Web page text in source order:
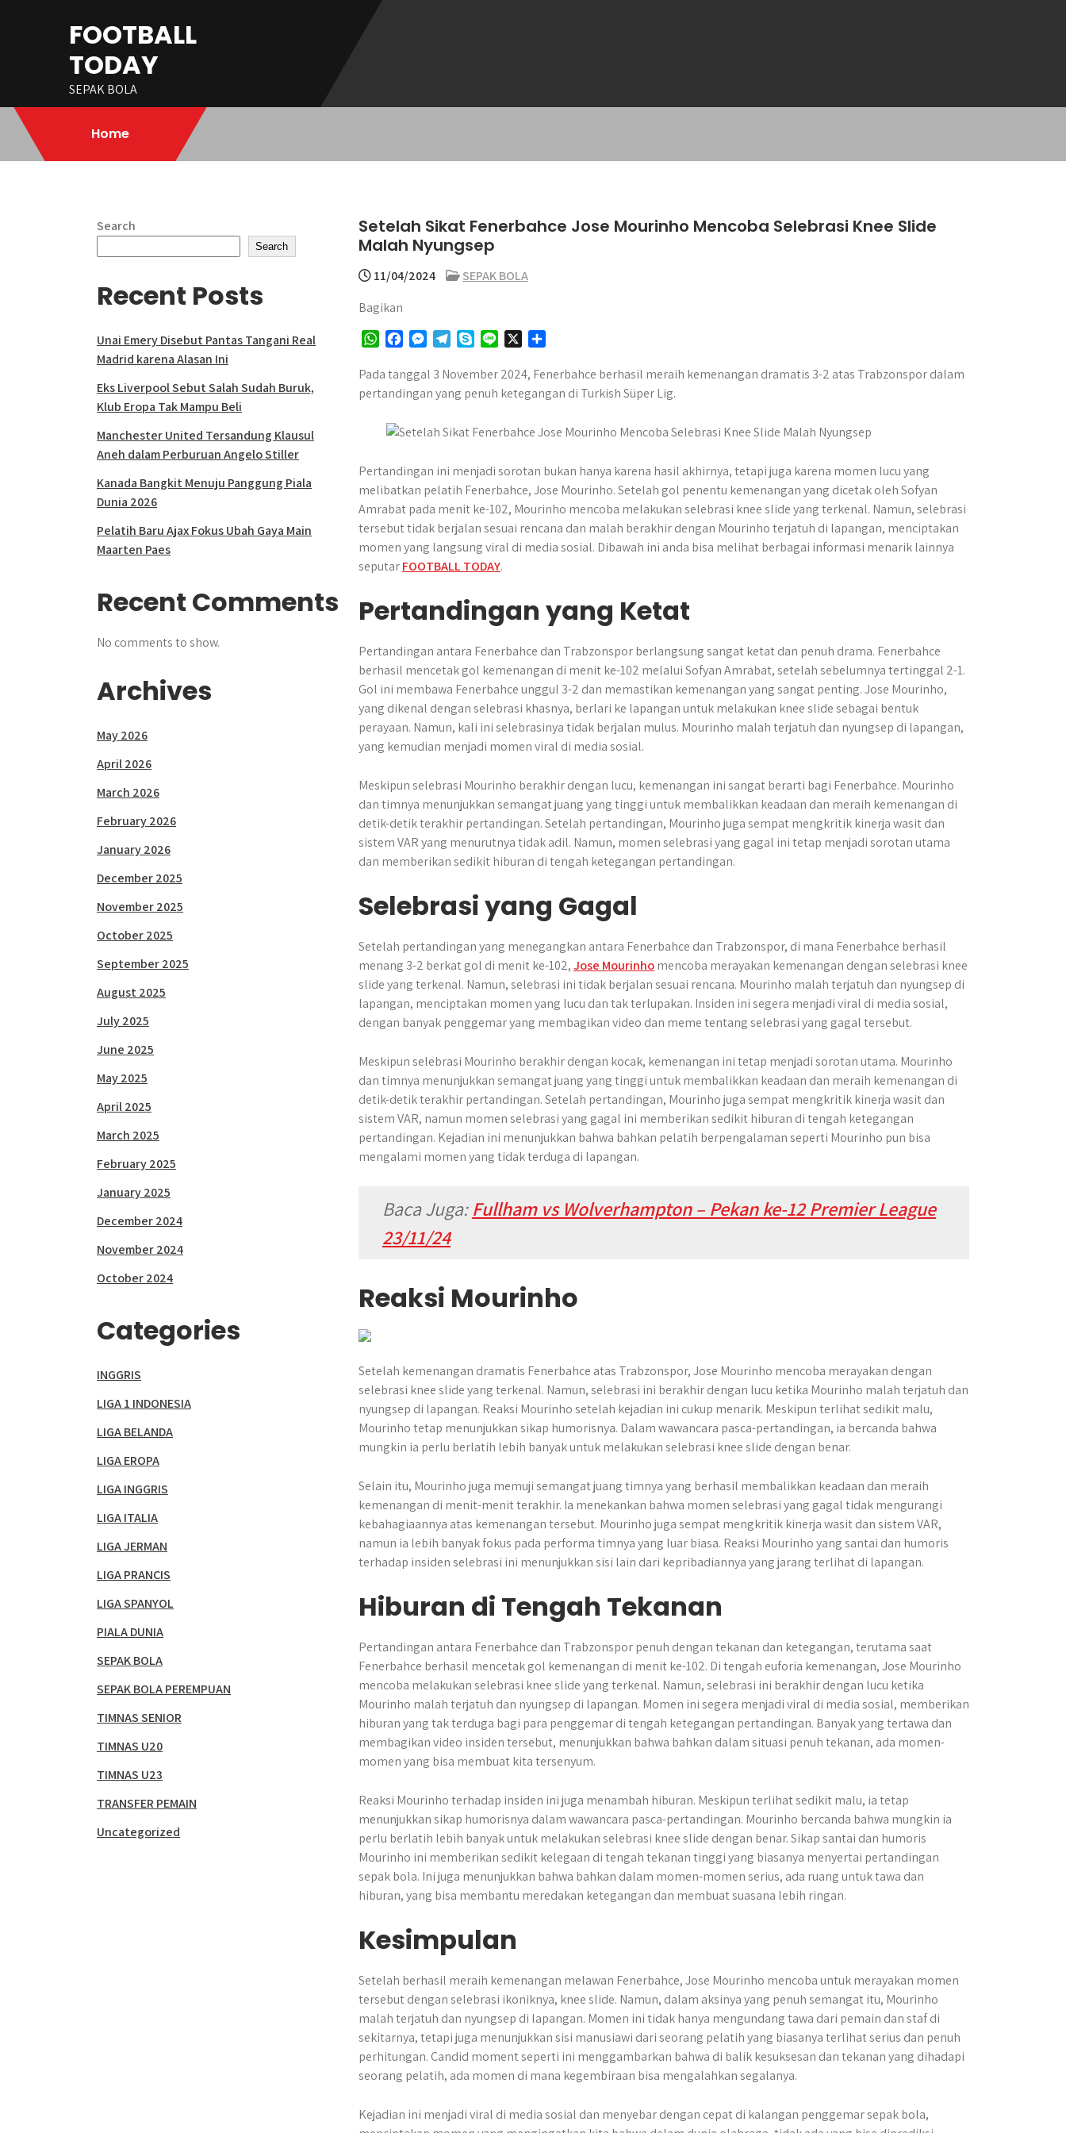
FOOTBALL
TODAY
SEPAK BOLA
Home
Setelah Sikat Fenerbahce Jose Mourinho Mencoba Selebrasi Knee Slide
Malah Nyungsep
11/04/2024
SEPAK BOLA
Bagikan
W
a
t
c
e
o
s
s
r
l
e
r
y
p
n
e
a
r
Pada tanggal 3 November 2024, Fenerbahce berhasil meraih kemenangan dramatis 3-2 atas Trabzonspor dalam
pertandingan yang penuh ketegangan di Turkish Süper Lig.
Pertandingan ini menjadi sorotan bukan hanya karena hasil akhirnya, tetapi juga karena momen lucu yang
melibatkan pelatih Fenerbahce, Jose Mourinho. Setelah gol penentu kemenangan yang dicetak oleh Sofyan
Amrabat pada menit ke-102, Mourinho mencoba melakukan selebrasi knee slide yang terkenal. Namun, selebrasi
tersebut tidak berjalan sesuai rencana dan malah berakhir dengan Mourinho terjatuh di lapangan, menciptakan
momen yang langsung viral di media sosial. Dibawah ini anda bisa melihat berbagai informasi menarik lainnya
seputarFOOTBALL TODAY.
Pertandingan yang Ketat
Pertandingan antara Fenerbahce dan Trabzonspor berlangsung sangat ketat dan penuh drama. Fenerbahce
berhasil mencetak gol kemenangan di menit ke-102 melalui Sofyan Amrabat, setelah sebelumnya tertinggal 2-1.
Gol ini membawa Fenerbahce unggul 3-2 dan memastikan kemenangan yang sangat penting. Jose Mourinho,
yang dikenal dengan selebrasi khasnya, berlari ke lapangan untuk melakukan knee slide sebagai bentuk
perayaan. Namun, kali ini selebrasinya tidak berjalan mulus. Mourinho malah terjatuh dan nyungsep di lapangan,
yang kemudian menjadi momen viral di media sosial.
Meskipun selebrasi Mourinho berakhir dengan lucu, kemenangan ini sangat berarti bagi Fenerbahce. Mourinho
dan timnya menunjukkan semangat juang yang tinggi untuk membalikkan keadaan dan meraih kemenangan di
detik-detik terakhir pertandingan. Setelah pertandingan, Mourinho juga sempat mengkritik kinerja wasit dan
sistem VAR yang menurutnya tidak adil. Namun, momen selebrasi yang gagal ini tetap menjadi sorotan utama
dan memberikan sedikit hiburan di tengah ketegangan pertandingan.
Selebrasi yang Gagal
Setelah pertandingan yang menegangkan antara Fenerbahce dan Trabzonspor, di mana Fenerbahce berhasil
menang 3-2 berkat gol di menit ke-102,Jose Mourinhomencoba merayakan kemenangan dengan selebrasi knee
slide yang terkenal. Namun, selebrasi ini tidak berjalan sesuai rencana. Mourinho malah terjatuh dan nyungsep di
lapangan, menciptakan momen yang lucu dan tak terlupakan. Insiden ini segera menjadi viral di media sosial,
dengan banyak penggemar yang membagikan video dan meme tentang selebrasi yang gagal tersebut.
Meskipun selebrasi Mourinho berakhir dengan kocak, kemenangan ini tetap menjadi sorotan utama. Mourinho
dan timnya menunjukkan semangat juang yang tinggi untuk membalikkan keadaan dan meraih kemenangan di
detik-detik terakhir pertandingan. Setelah pertandingan, Mourinho juga sempat mengkritik kinerja wasit dan
sistem VAR, namun momen selebrasi yang gagal ini memberikan sedikit hiburan di tengah ketegangan
pertandingan. Kejadian ini menunjukkan bahwa bahkan pelatih berpengalaman seperti Mourinho pun bisa
mengalami momen yang tidak terduga di lapangan.
Baca Juga:Fullham vs Wolverhampton – Pekan ke-12 Premier League
23/11/24
Reaksi Mourinho
Setelah kemenangan dramatis Fenerbahce atas Trabzonspor, Jose Mourinho mencoba merayakan dengan
selebrasi knee slide yang terkenal. Namun, selebrasi ini berakhir dengan lucu ketika Mourinho malah terjatuh dan
nyungsep di lapangan. Reaksi Mourinho setelah kejadian ini cukup menarik. Meskipun terlihat sedikit malu,
Mourinho tetap menunjukkan sikap humorisnya. Dalam wawancara pasca-pertandingan, ia bercanda bahwa
mungkin ia perlu berlatih lebih banyak untuk melakukan selebrasi knee slide dengan benar.
Selain itu, Mourinho juga memuji semangat juang timnya yang berhasil membalikkan keadaan dan meraih
kemenangan di menit-menit terakhir. Ia menekankan bahwa momen selebrasi yang gagal tidak mengurangi
kebahagiaannya atas kemenangan tersebut. Mourinho juga sempat mengkritik kinerja wasit dan sistem VAR,
namun ia lebih banyak fokus pada performa timnya yang luar biasa. Reaksi Mourinho yang santai dan humoris
terhadap insiden selebrasi ini menunjukkan sisi lain dari kepribadiannya yang jarang terlihat di lapangan.
Hiburan di Tengah Tekanan
Pertandingan antara Fenerbahce dan Trabzonspor penuh dengan tekanan dan ketegangan, terutama saat
Fenerbahce berhasil mencetak gol kemenangan di menit ke-102. Di tengah euforia kemenangan, Jose Mourinho
mencoba melakukan selebrasi knee slide yang terkenal. Namun, selebrasi ini berakhir dengan lucu ketika
Mourinho malah terjatuh dan nyungsep di lapangan. Momen ini segera menjadi viral di media sosial, memberikan
hiburan yang tak terduga bagi para penggemar di tengah ketegangan pertandingan. Banyak yang tertawa dan
membagikan video insiden tersebut, menunjukkan bahwa bahkan dalam situasi penuh tekanan, ada momen-
momen yang bisa membuat kita tersenyum.
Reaksi Mourinho terhadap insiden ini juga menambah hiburan. Meskipun terlihat sedikit malu, ia tetap
menunjukkan sikap humorisnya dalam wawancara pasca-pertandingan. Mourinho bercanda bahwa mungkin ia
perlu berlatih lebih banyak untuk melakukan selebrasi knee slide dengan benar. Sikap santai dan humoris
Mourinho ini memberikan sedikit kelegaan di tengah tekanan tinggi yang biasanya menyertai pertandingan
sepak bola. Ini juga menunjukkan bahwa bahkan dalam momen-momen serius, ada ruang untuk tawa dan
hiburan, yang bisa membantu meredakan ketegangan dan membuat suasana lebih ringan.
Kesimpulan
Setelah berhasil meraih kemenangan melawan Fenerbahce, Jose Mourinho mencoba untuk merayakan momen
tersebut dengan selebrasi ikoniknya, knee slide. Namun, dalam aksinya yang penuh semangat itu, Mourinho
malah terjatuh dan nyungsep di lapangan. Momen ini tidak hanya mengundang tawa dari pemain dan staf di
sekitarnya, tetapi juga menunjukkan sisi manusiawi dari seorang pelatih yang biasanya terlihat serius dan penuh
perhitungan. Candid moment seperti ini menggambarkan bahwa di balik kesuksesan dan tekanan yang dihadapi
seorang pelatih, ada momen di mana kegembiraan bisa mengalahkan segalanya.
Kejadian ini menjadi viral di media sosial dan menyebar dengan cepat di kalangan penggemar sepak bola,
Search
Search
Recent Posts
Unai Emery Disebut Pantas Tangani Real
Madrid karena Alasan Ini
Eks Liverpool Sebut Salah Sudah Buruk,
Klub Eropa Tak Mampu Beli
Manchester United Tersandung Klausul
Aneh dalam Perburuan Angelo Stiller
Kanada Bangkit Menuju Panggung Piala
Dunia 2026
Pelatih Baru Ajax Fokus Ubah Gaya Main
Maarten Paes
Recent Comments
No comments to show.
Archives
May 2026
April 2026
March 2026
February 2026
January 2026
December 2025
November 2025
October 2025
September 2025
August 2025
July 2025
June 2025
May 2025
April 2025
March 2025
February 2025
January 2025
December 2024
November 2024
October 2024
Categories
INGGRIS
LIGA 1 INDONESIA
LIGA BELANDA
LIGA EROPA
LIGA INGGRIS
LIGA ITALIA
LIGA JERMAN
LIGA PRANCIS
LIGA SPANYOL
PIALA DUNIA
SEPAK BOLA
SEPAK BOLA PEREMPUAN
TIMNAS SENIOR
TIMNAS U20
TIMNAS U23
TRANSFER PEMAIN
Uncategorized